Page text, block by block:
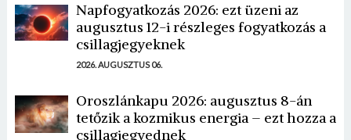
Napfogyatkozás 2026: ezt üzeni az
augusztus 12-i részleges fogyatkozás a
csillagjegyeknek
2026. AUGUSZTUS 06.
Oroszlánkapu 2026: augusztus 8-án
tetőzik a kozmikus energia – ezt hozza a
csillagjegyednek